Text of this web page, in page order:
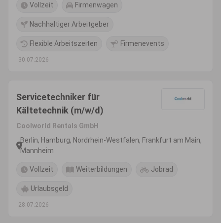
Vollzeit Firmenwagen
Nachhaltiger Arbeitgeber
Flexible Arbeitszeiten Firmenevents
30.07.2026
Servicetechniker für
Kältetechnik (m/w/d)
Coolworld Rentals GmbH
Berlin, Hamburg, Nordrhein-Westfalen, Frankfurt am Main,
Mannheim
Vollzeit Weiterbildungen Jobrad
Urlaubsgeld
28.07.2026